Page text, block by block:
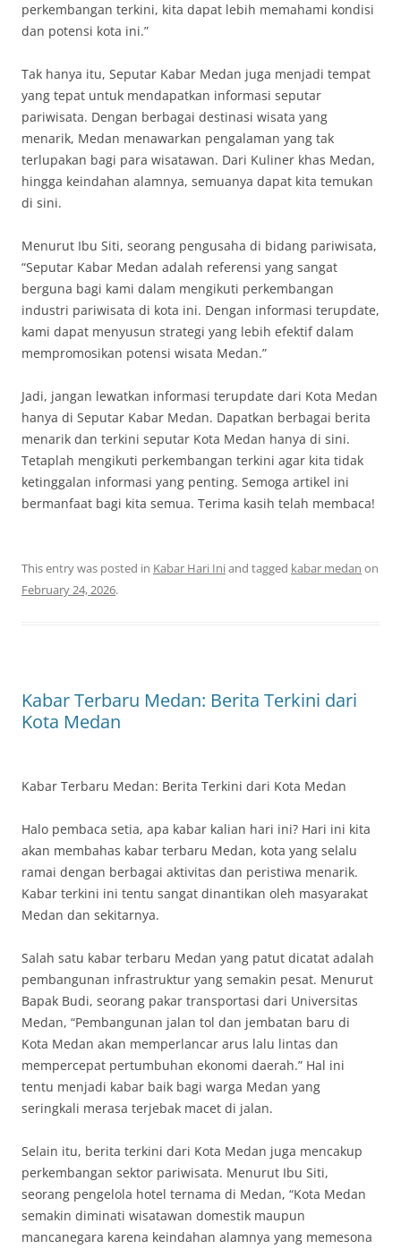
perkembangan terkini, kita dapat lebih memahami kondisi
dan potensi kota ini.”
Tak hanya itu, Seputar Kabar Medan juga menjadi tempat
yang tepat untuk mendapatkan informasi seputar
pariwisata. Dengan berbagai destinasi wisata yang
menarik, Medan menawarkan pengalaman yang tak
terlupakan bagi para wisatawan. Dari Kuliner khas Medan,
hingga keindahan alamnya, semuanya dapat kita temukan
di sini.
Menurut Ibu Siti, seorang pengusaha di bidang pariwisata,
“Seputar Kabar Medan adalah referensi yang sangat
berguna bagi kami dalam mengikuti perkembangan
industri pariwisata di kota ini. Dengan informasi terupdate,
kami dapat menyusun strategi yang lebih efektif dalam
mempromosikan potensi wisata Medan.”
Jadi, jangan lewatkan informasi terupdate dari Kota Medan
hanya di Seputar Kabar Medan. Dapatkan berbagai berita
menarik dan terkini seputar Kota Medan hanya di sini.
Tetaplah mengikuti perkembangan terkini agar kita tidak
ketinggalan informasi yang penting. Semoga artikel ini
bermanfaat bagi kita semua. Terima kasih telah membaca!
This entry was posted in Kabar Hari Iniand tagged kabar medan on
February 24, 2026.
Kabar Terbaru Medan: Berita Terkini dari
Kota Medan
Kabar Terbaru Medan: Berita Terkini dari Kota Medan
Halo pembaca setia, apa kabar kalian hari ini? Hari ini kita
akan membahas kabar terbaru Medan, kota yang selalu
ramai dengan berbagai aktivitas dan peristiwa menarik.
Kabar terkini ini tentu sangat dinantikan oleh masyarakat
Medan dan sekitarnya.
Salah satu kabar terbaru Medan yang patut dicatat adalah
pembangunan infrastruktur yang semakin pesat. Menurut
Bapak Budi, seorang pakar transportasi dari Universitas
Medan, “Pembangunan jalan tol dan jembatan baru di
Kota Medan akan memperlancar arus lalu lintas dan
mempercepat pertumbuhan ekonomi daerah.” Hal ini
tentu menjadi kabar baik bagi warga Medan yang
seringkali merasa terjebak macet di jalan.
Selain itu, berita terkini dari Kota Medan juga mencakup
perkembangan sektor pariwisata. Menurut Ibu Siti,
seorang pengelola hotel ternama di Medan, “Kota Medan
semakin diminati wisatawan domestik maupun
mancanegara karena keindahan alamnya yang memesona